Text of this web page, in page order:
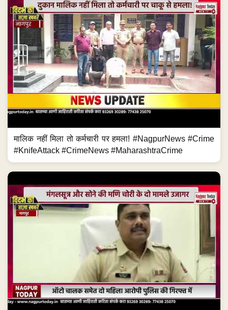
मालिक नहीं मिला तो कर्मचारी पर हमला! #NagpurNews #Crime
#KnifeAttack #CrimeNews #MaharashtraCrime